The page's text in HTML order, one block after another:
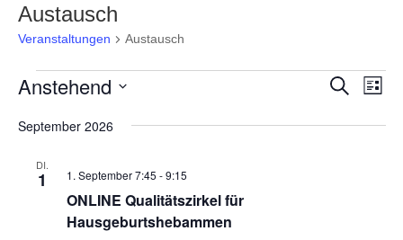
Austausch
Veranstaltungen Austausch
Veranstaltungen
und
Suche
Liste
Anstehend
wählen.
September 2026
DI.
1
ONLINE Qualitätszirkel für
Hausgeburtshebammen
1. September 7:45 -9:15